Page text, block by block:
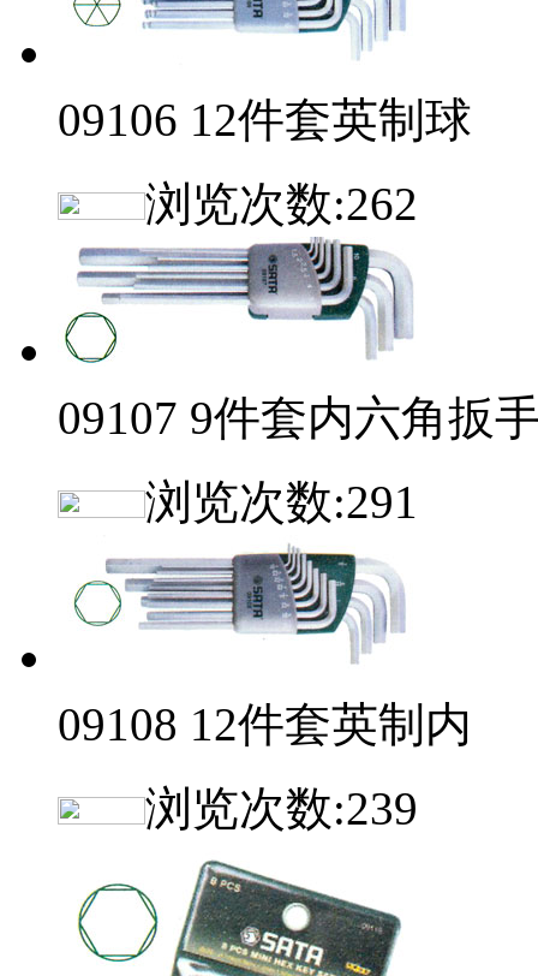
09106 12件套英制球
浏览次数:262
09107 9件套内六角扳
浏览次数:291
09108 12件套英制内
浏览次数:239